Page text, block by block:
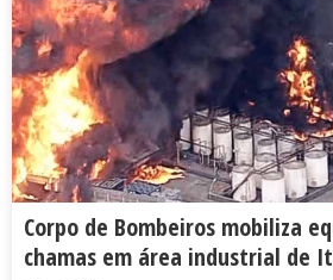
Corpo de Bombeiros mobiliza
chamas em área industrial de